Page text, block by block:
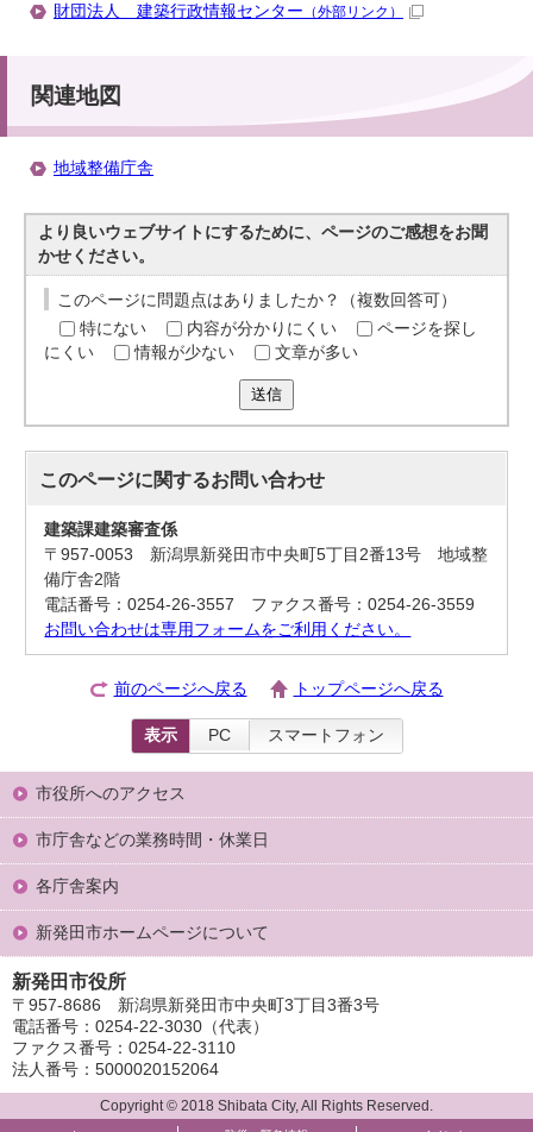
財団法人 建築行政情報センター （外部リンク）
関連地図
地域整備庁舎
より良いウェブサイトにするために、ページのご感想をお聞
かせください。
このページに問題点はありましたか？（複数回答可）
特にない
内容が分かりにくい
ページを探し
にくい
情報が少ない 文章が多い
送信
このページに関するお問い合わせ
建築課建築審査係
〒957-0053 新潟県新発田市中央町5丁目2番13号 地域整
備庁舎2階
電話番号：0254-26-3557 ファクス番号：0254-26-3559
お問い合わせは専用フォームをご利用ください。
前のページへ戻る トップページへ戻る
表示 PC スマートフォン
市役所へのアクセス
市庁舎などの業務時間・休業日
各庁舎案内
新発田市ホームページについて
新発田市役所
〒957-8686 新潟県新発田市中央町3丁目3番3号
電話番号：0254-22-3030（代表）
ファクス番号：0254-22-3110
法人番号：5000020152064
Copyright © 2018 Shibata City, All Rights Reserved.